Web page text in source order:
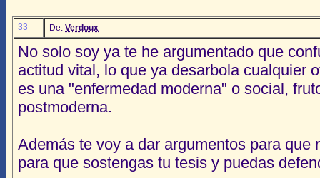
33 De: Verdoux
No solo soy ya te he argumentado que
actitud vital, lo que ya desarbola cualquier
es una "enfermedad moderna" o social,
postmoderna.
Además te voy a dar argumentos para
para que sostengas tu tesis y puedas